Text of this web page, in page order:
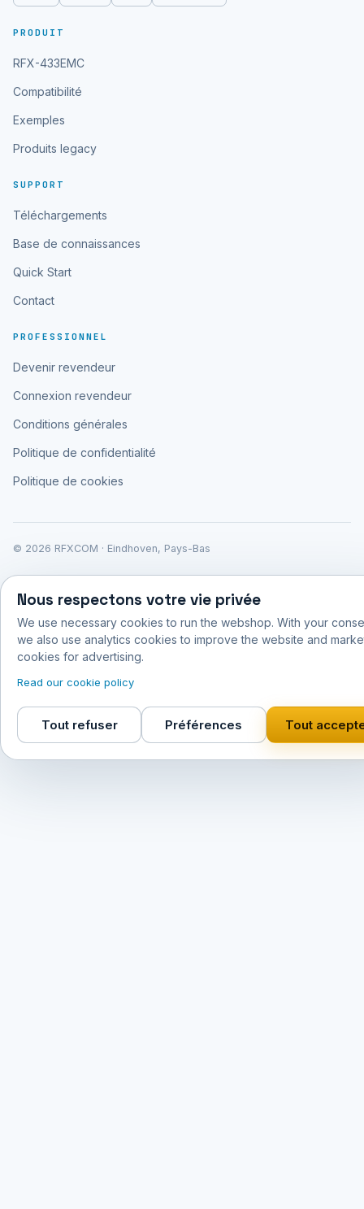
PRODUIT
RFX-433EMC
Compatibilité
Exemples
Produits legacy
SUPPORT
Téléchargements
Base de connaissances
Quick Start
Contact
PROFESSIONNEL
Devenir revendeur
Connexion revendeur
Conditions générales
Politique de confidentialité
Politique de cookies
© 2026 RFXCOM · Eindhoven, Pays-Bas
Nous respectons votre vie privée
We use necessary cookies to run the webshop. With your
we also use analytics cookies to improve the website and
cookies for advertising.
Read our cookie policy
Tout refuser Préférences Tout